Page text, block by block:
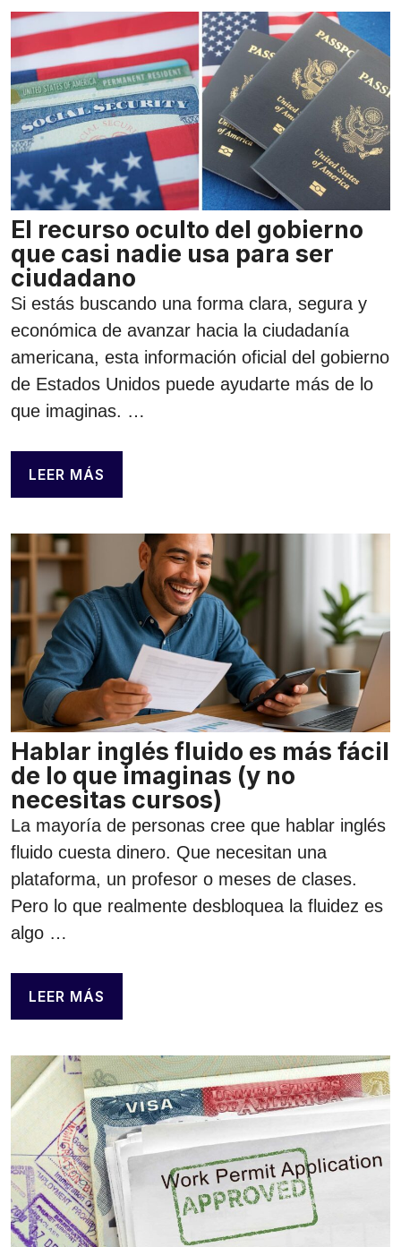
El recurso oculto del gobierno
que casi nadie usa para ser
ciudadano
Si estás buscando una forma clara, segura y
económica de avanzar hacia la ciudadanía
americana, esta información oficial del gobierno
de Estados Unidos puede ayudarte más de lo
que imaginas. …
LEER MÁS
Hablar inglés fluido es más fácil
de lo que imaginas (y no
necesitas cursos)
La mayoría de personas cree que hablar inglés
fluido cuesta dinero. Que necesitan una
plataforma, un profesor o meses de clases.
Pero lo que realmente desbloquea la fluidez es
algo …
LEER MÁS